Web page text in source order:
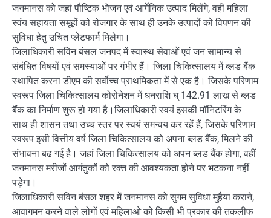
जनमानस को जहां पौष्टिक भोजन एवं आर्गेनिक उत्पाद मिलेंगे, वहीं महिला
स्वंय सहायता समूहों को रोजगार के साथ ही उनके उत्पादों को विपणन की
सुविधा हेतु उचित प्लेटफार्म मिलेगा।
जिलाधिकारी सविन बंसल जनपद में स्वास्थ सेवाओं एवं जन सामान्य से
संबंधित विषयों एवं समस्याओें पर गंभीर हैं। जिला चिकित्सालय में ब्लड बैंक
स्थापित करना डीएम की सर्वाेच्च प्राथमिकता में से एक है। जिसके परिणाम
स्वरूप जिला चिकित्सालय कोरोनेशन में धनराशि घ् 142.91 लाख से ब्लड
बैंक का निर्माण शुरू हो गया है।जिलाधिकारी स्वयं इसकी मॉनिटरिंग के
साथ ही शासन तथा उच्च स्तर पर स्वयं समन्वय कर रहें हैं, जिसके परिणाम
स्वरूप इसी वित्तीय वर्ष जिला चिकित्सालय को अपना ब्लड बैंक, मिलने की
संभावना बढ गई है। जहां जिला चिकित्सालय को अपन ब्लड बैंक होगा, वहीं
जनमानस मरीजों आगंतुकों को रक्त की आवश्यकता होने पर भटकना नहीं
पड़ेगा।
जिलाधिकारी सविन बंसल शहर में जनमानस को सुगम सुविधा मुहैया कराने,
आवागमन करने वाले लोगों एवं महिलाओ को किसी भी प्रकार की तकलीफ